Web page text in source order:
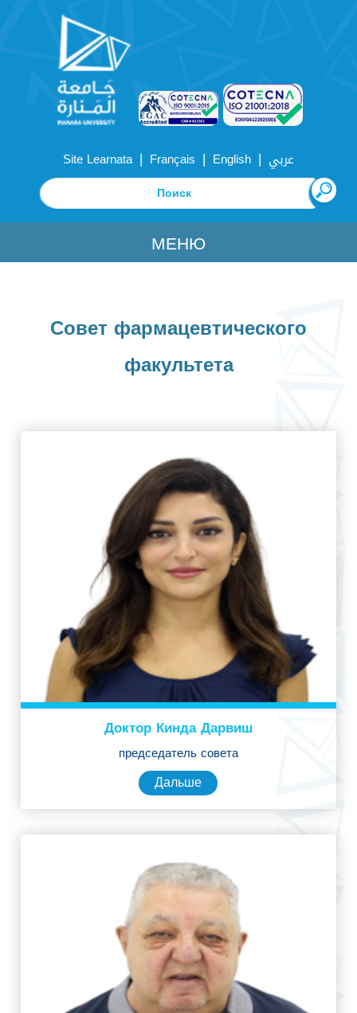
Site Learnata | Français | English | عربي
МЕНЮ
Совет фармацевтического
факультета
Доктор Кинда Дарвиш
председатель совета
Дальше